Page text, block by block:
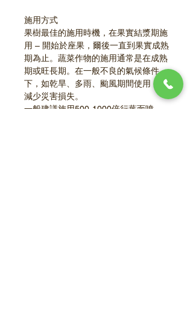
施用方式
果樹最佳的施用時機，在果實結漿期施
用 – 開始於座果，爾後一直到果實成熟
期為止。蔬菜作物的施用通常是在成熟
期或旺長期。在一般不良的氣候條件
下，如乾旱、多雨、颱風期間使用，可
減少災害損失。
一般建議施用500-1000倍行葉面噴